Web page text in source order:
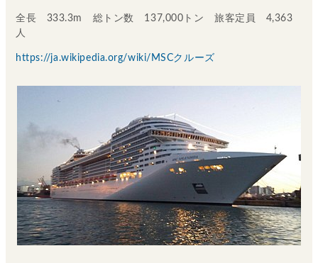
全長 333.3m 総トン数 137,000トン 旅客定員 4,363
人
https://ja.wikipedia.org/wiki/MSCクルーズ